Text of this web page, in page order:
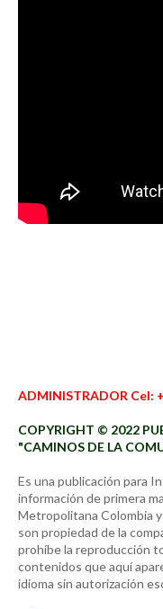
ADMINISTRADOR Cel:
COPYRIGHT © 2022
"CAMINOS DE LA
Es una publicación para
información de primera
Metropolitana Colombia
son propiedad de la
prohíbe la reproducción
contenidos que aquí
idioma sin autorización